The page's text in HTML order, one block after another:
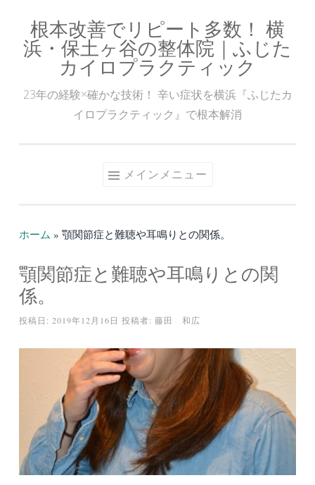
ン
根本改善でリピート多数！ 横
浜・保土ヶ谷の整体院｜ふじた
カイロプラクティック
23年の経験×確かな技術！ 辛い症状を横浜『ふじたカ
イロプラクティック』で根本解消
メインメニュー
ホーム » 顎関節症と難聴や耳鳴りとの関係。
顎関節症と難聴や耳鳴りとの関
係。
投稿日: 2019年12月16日 投稿者: 藤田 和広